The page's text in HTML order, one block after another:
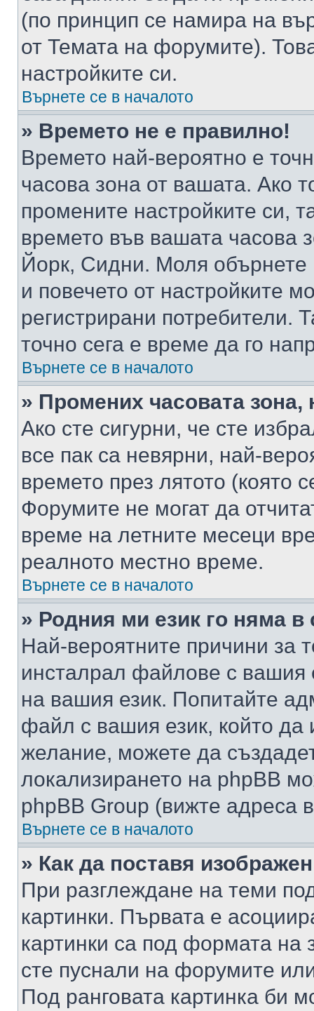
(по принцип се намира на
от Темата на форумите).
настройките си.
Върнете се в началото
» Времето не е правилно!
Времето най-вероятно е
часова зона от вашата. Ако
промените настройките си,
времето във вашата
Йорк, Сидни. Моля обърнете
и повечето от настройките
регистрирани потребители.
точно сега е време да го
Върнете се в началото
» Промених часовата
Ако сте сигурни, че сте
все пак са невярни, най-
времето през лятото (която
Форумите не могат да
време на летните месеци
реалното местно време.
Върнете се в началото
» Родния ми език го няма в
Най-вероятните причини за
инсталрал файлове с вашия
на вашия език. Попитайте
файл с вашия език, който да
желание, можете да
локализирането на phpBB
phpBB Group (вижте адреса
Върнете се в началото
» Как да поставя
При разглеждане на теми
картинки. Първата е
картинки са под формата на
сте пуснали на форумите
Под ранговата картинка би